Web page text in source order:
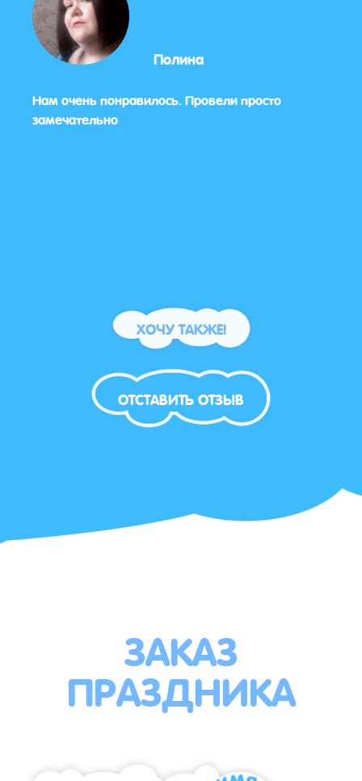
Полина
Нам очень понравилось. Провели просто
замечательно
ХОЧУ ТАКЖЕ!
ОТСТАВИТЬ ОТЗЫВ
ЗАКАЗ
ПРАЗДНИКА